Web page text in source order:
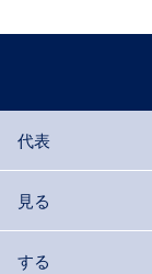
代表
見る
する